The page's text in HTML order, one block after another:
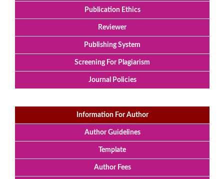
Publication Ethics
Reviewer
Publishing System
Screening For Plagiarism
Journal Policies
Information For Author
Author Guidelines
Template
Author Fees